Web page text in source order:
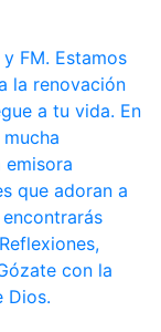
FM. Estamos
la renovación
a tu vida. En
que adoran a
con la
Dios.